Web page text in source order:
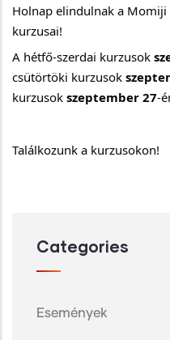
Holnap elindulnak a
kurzusai!
A hétfő-szerdai kurzusok
csütörtöki kurzusok
kurzusok szeptember 27-
Találkozunk a kurzusokon!
Categories
Események